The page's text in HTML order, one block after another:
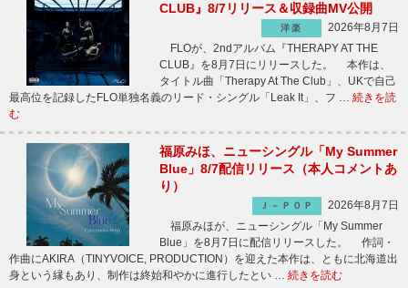
CLUB』8/7リリース＆収録曲MV公開
洋楽
2026年8月7日
FLOが、2ndアルバム『THERAPY AT THE
CLUB』を8月7日にリリースした。 本作は、
タイトル曲「Therapy At The Club」、UKで自己
最高位を記録したFLO単独名義のリード・シングル「Leak It」、フ … 続きを読
む
福原みほ、ニューシングル「My Summer
Blue」8/7配信リリース（本人コメントあ
り）
Ｊ－ＰＯＰ
2026年8月7日
福原みほが、ニューシングル「My Summer
Blue」を8月7日に配信リリースした。 作詞・
作曲にAKIRA（TINYVOICE, PRODUCTION）を迎えた本作は、ともに北海道出
身という縁もあり、制作は終始和やかに進行したとい … 続きを読む